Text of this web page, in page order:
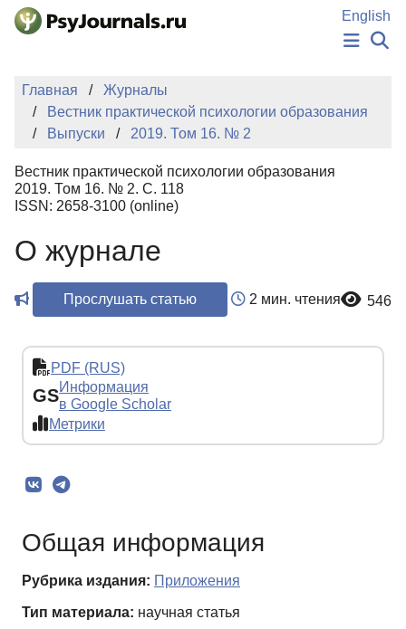
Перейти к основному содержанию
English
НОВОСТИ
ИЗДАНИЯ
АВТОРЫ
БАЗА ЗНАНИЙ
КЛЮЧЕВЫЕ СЛОВА
Регистрация
Главная
Журналы
Вестник практической психологии образования
Выпуски
2019. Том 16. № 2
Вестник практической психологии образования
2019. Том 16. № 2. С. 118
ISSN: 2658-3100 (online)
О журнале
Прослушать статью 2 мин. чтения 546
PDF (RUS)
GSИнформация
в Google Scholar
Метрики
Общая информация
Рубрика издания: Приложения
Тип материала: научная статья